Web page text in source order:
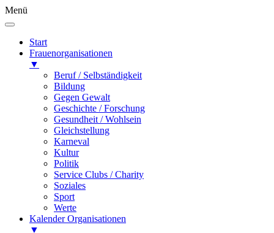
Menü
Start
Frauenorganisationen
▼
Beruf / Selbständigkeit
Bildung
Gegen Gewalt
Geschichte / Forschung
Gesundheit / Wohlsein
Gleichstellung
Karneval
Kultur
Politik
Service Clubs / Charity
Soziales
Sport
Werte
Kalender Organisationen
▼